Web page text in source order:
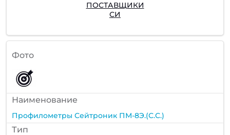
ПОСТАВЩИКИ
СИ
Фото
Наименование
Профилометры Сейтроник ПМ-8Э.(С.С.)
Тип